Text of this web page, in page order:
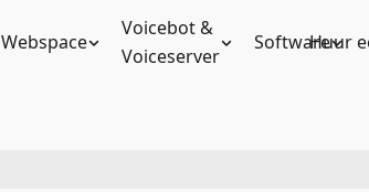
Webspace
Voicebot &
Voiceserver
SoftwareHuur